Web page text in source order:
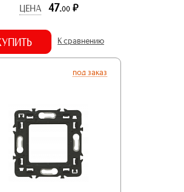
ЦЕНА
47.00 р.
К сравнению
под заказ